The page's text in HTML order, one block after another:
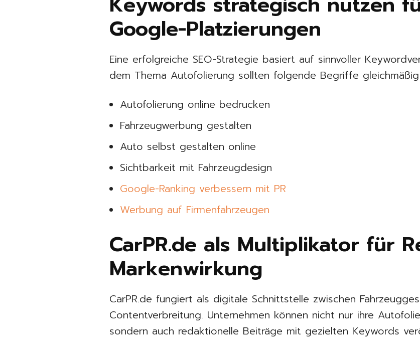
Google-Platzierungen
Eine erfolgreiche SEO-Strategie basiert auf sinnvoller
dem Thema Autofolierung sollten folgende Begriffe
Autofolierung online bedrucken
Fahrzeugwerbung gestalten
Auto selbst gestalten online
Sichtbarkeit mit Fahrzeugdesign
Google-Ranking verbessern mit PR
Werbung auf Firmenfahrzeugen
CarPR.de als Multiplikator für
Markenwirkung
CarPR.de fungiert als digitale Schnittstelle zwischen
Contentverbreitung. Unternehmen können nicht nur ihre
sondern auch redaktionelle Beiträge mit gezielten Keywords